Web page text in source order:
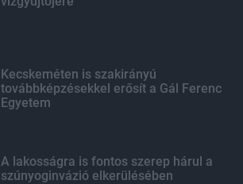
Kecskeméten is szakirányú
továbbképzésekkel erősít a Gál Ferenc
Egyetem
A lakosságra is fontos szerep hárul a
szúnyoginvázió elkerülésében